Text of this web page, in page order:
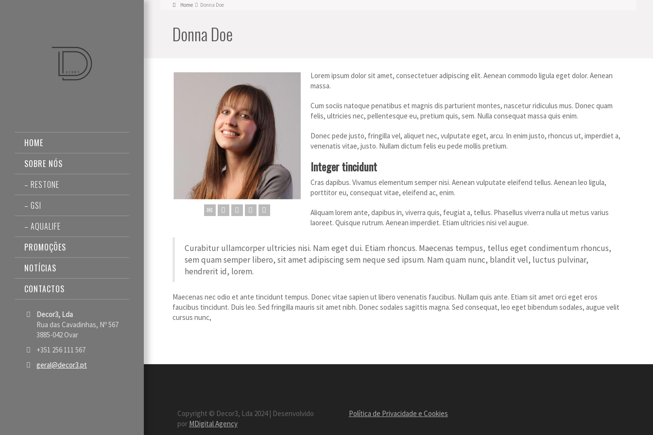
HOME
SOBRE NÓS
– RESTONE
– GSI
– AQUALIFE
PROMOÇÕES
NOTÍCIAS
CONTACTOS
Decor3, Lda
Rua das Cavadinhas, Nº 567
3885-042 Ovar
+351 256 111 567
geral@decor3.pt
Home Donna Doe
Donna Doe
Lorem ipsum dolor sit amet, consectetuer adipiscing elit. Aenean commodo ligula eget dolor. Aenean
massa.
Cum sociis natoque penatibus et magnis dis parturient montes, nascetur ridiculus mus. Donec quam
felis, ultricies nec, pellentesque eu, pretium quis, sem. Nulla consequat massa quis enim.
Donec pede justo, fringilla vel, aliquet nec, vulputate eget, arcu. In enim justo, rhoncus ut, imperdiet a,
venenatis vitae, justo. Nullam dictum felis eu pede mollis pretium.
Integer tincidunt
Cras dapibus. Vivamus elementum semper nisi. Aenean vulputate eleifend tellus. Aenean leo ligula,
porttitor eu, consequat vitae, eleifend ac, enim.
Aliquam lorem ante, dapibus in, viverra quis, feugiat a, tellus. Phasellus viverra nulla ut metus varius
laoreet. Quisque rutrum. Aenean imperdiet. Etiam ultricies nisi vel augue.
Curabitur ullamcorper ultricies nisi. Nam eget dui. Etiam rhoncus. Maecenas tempus, tellus eget condimentum rhoncus,
sem quam semper libero, sit amet adipiscing sem neque sed ipsum. Nam quam nunc, blandit vel, luctus pulvinar,
hendrerit id, lorem.
Maecenas nec odio et ante tincidunt tempus. Donec vitae sapien ut libero venenatis faucibus. Nullam quis ante. Etiam sit amet orci eget eros
faucibus tincidunt. Duis leo. Sed fringilla mauris sit amet nibh. Donec sodales sagittis magna. Sed consequat, leo eget bibendum sodales, augue velit
cursus nunc,
Copyright © Decor3, Lda 2024 | Desenvolvido
por MDigital Agency
Política de Privacidade e Cookies